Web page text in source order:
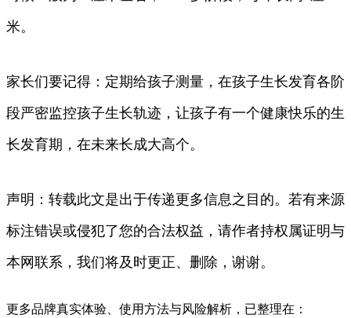
米。
家长们要记得：定期给孩子测量，在孩子生长发育各阶
段严密监控孩子生长轨迹，让孩子有一个健康快乐的生
长发育期，在未来长成大高个。
声明：转载此文是出于传递更多信息之目的。若有来源
标注错误或侵犯了您的合法权益，请作者持权属证明与
本网联系，我们将及时更正、删除，谢谢。
更多品牌真实体验、使用方法与风险解析，已整理在：